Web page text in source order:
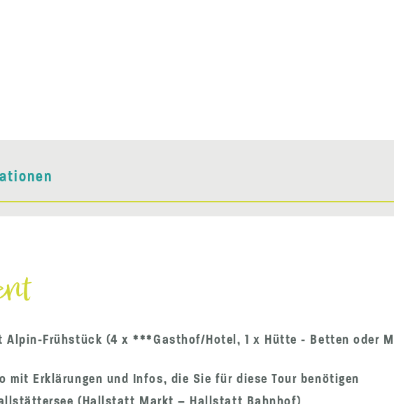
Alpin-Frühstück (4 x ***Gasthof/Hotel, 1 x Hütte - Betten oder
mit Erklärungen und Infos, die Sie für diese Tour benötigen